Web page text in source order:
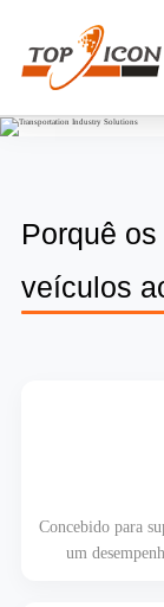
Porquê
veículos
Concebido para
um